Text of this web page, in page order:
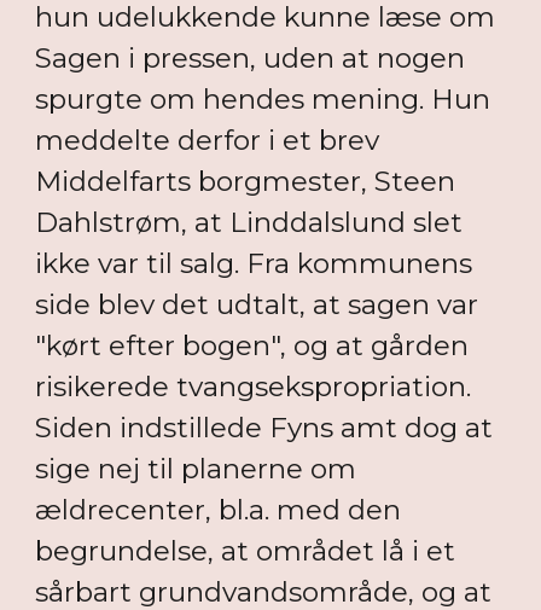
hun udelukkende kunne læse om
Sagen i pressen, uden at nogen
spurgte om hendes mening. Hun
meddelte derfor i et brev
Middelfarts borgmester, Steen
Dahlstrøm, at Linddalslund slet
ikke var til salg. Fra kommunens
side blev det udtalt, at sagen var
"kørt efter bogen", og at gården
risikerede tvangsekspropriation.
Siden indstillede Fyns amt dog at
sige nej til planerne om
ældrecenter, bl.a. med den
begrundelse, at området lå i et
sårbart grundvandsområde, og at